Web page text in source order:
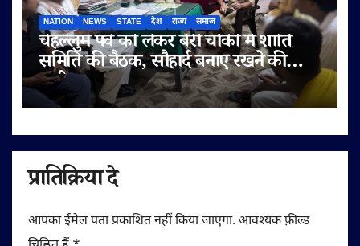
NATION NEWS STATE देश राज्य समाज
चेहल्लुम पर्व को लेकर बेरी चौकी में शांति
समिति की बैठक, सौहार्द बनाए रखने की
अपील
प्रातिक्रिया दे
आपका ईमेल पता प्रकाशित नहीं किया जाएगा. आवश्यक फ़ील्ड